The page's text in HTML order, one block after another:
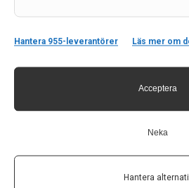
Hantera 955-leverantörer Läs mer om
Acceptera
Neka
Hantera
Neurologi i Sverige
nis@pharma-industry.se
Länkar
Om Neurologi i Sverige